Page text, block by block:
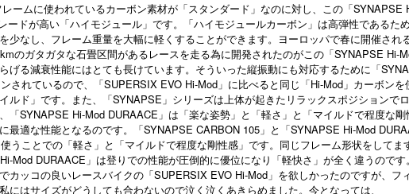
レームに使われているカーボン素材が「スタンダード」なのに対し、この「SYNAPSE
ードが高い「ハイモジュール」です。「ハイモジュールカーボン」は高弾性であるた
少なし、フレーム重量を大幅に軽くすることができます。ヨーロッパで春に開催され
のガタガタな石畳区間があるレースを走る為に開発されたのがこの「SYNAPSE Hi-
げる減衰性能にはとても長けています。そういった縦振動にも対応するために「
されているので、「SUPERSIX EVO Hi-Mod」に比べると同じ「Hi-Mod」カーボンを
ルド」です。また、「SYNAPSE」シリーズは上体が起きたリラックスポジションで
「SYNAPSE Hi-Mod DURAACE」は「楽な姿勢」と「軽さ」と「マイルドで程度な剛
最適な性能となるのです。「SYNAPSE CARBON 105」と「SYNAPSE Hi-Mod
うことでの「軽さ」と「マイルドで程度な剛性感」です。同じフレーム形状をしてま
Mod DURAACE」は登りでの性能が圧倒的に優位になり「軽快さ」が全く違うのです
カッコの良いレースバイクの「SUPERSIX EVO Hi-Mod」を欲しかったのですが、フ
にはサイズがどうしても合わないので泣く泣くあきらめました。今となっては、